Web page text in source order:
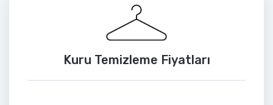
Kuru Temizleme Fiyatları